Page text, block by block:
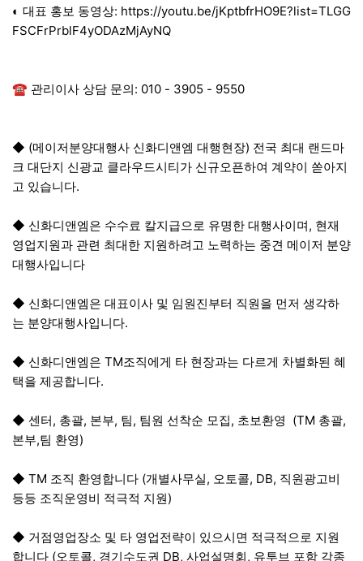
◐ 대표 홍보 동영상: https://youtu.be/jKptbfrHO9E?list=TLGG
FSCFrPrblF4yODAzMjAyNQ
☎ 관리이사 상담 문의: 010 - 3905 - 9550
◆ (메이저분양대행사 신화디앤엠 대행현장) 전국 최대 랜드마
크 대단지 신광교 클라우드시티가 신규오픈하여 계약이 쏟아지
고 있습니다.
◆ 신화디앤엠은 수수료 칼지급으로 유명한 대행사이며, 현재
영업지원과 관련 최대한 지원하려고 노력하는 중견 메이저 분양
대행사입니다
◆ 신화디앤엠은 대표이사 및 임원진부터 직원을 먼저 생각하
는 분양대행사입니다.
◆ 신화디앤엠은 TM조직에게 타 현장과는 다르게 차별화된 혜
택을 제공합니다.
◆ 센터, 총괄, 본부, 팀, 팀원 선착순 모집, 초보환영 (TM 총괄,
본부,팀 환영)
◆ TM 조직 환영합니다 (개별사무실, 오토콜, DB, 직원광고비
등등 조직운영비 적극적 지원)
◆ 거점영업장소 및 타 영업전략이 있으시면 적극적으로 지원
합니다 (오토콜, 경기수도권 DB, 사업설명회, 유투브 포함 각종